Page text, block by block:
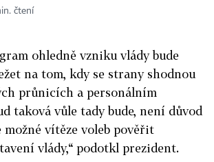
čtení
ohledně vzniku vlády bude
na tom, kdy se strany shodnou
průnicích a personálním
taková vůle tady bude, není důvod
možné vítěze voleb pověřit
vlády,“ podotkl prezident.